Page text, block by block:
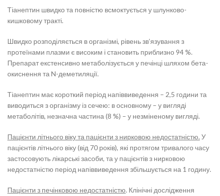
Тіанептин швидко та повністю всмоктується у шлунково-
кишковому тракті.
Швидко розподіляється в організмі, рівень зв’язування з
протеїнами плазми є високим і становить приблизно 94 %.
Препарат екстенсивно метаболізується у печінці шляхом бета-
окиснення та N-деметиляції.
Тіанептин має короткий період напіввиведення – 2,5 години та
виводиться з організму із сечею: в основному – у вигляді
метаболітів, незначна частина (8 %) – у незміненому вигляді.
Пацієнти літнього віку та пацієнти з нирковою недостатністю. У
пацієнтів літнього віку (від 70 років), які протягом тривалого часу
застосовують лікарські засоби, та у пацієнтів з нирковою
недостатністю період напіввиведення збільшується на 1 годину.
Пацієнти з печінковою недостатністю. Клінічні дослідження